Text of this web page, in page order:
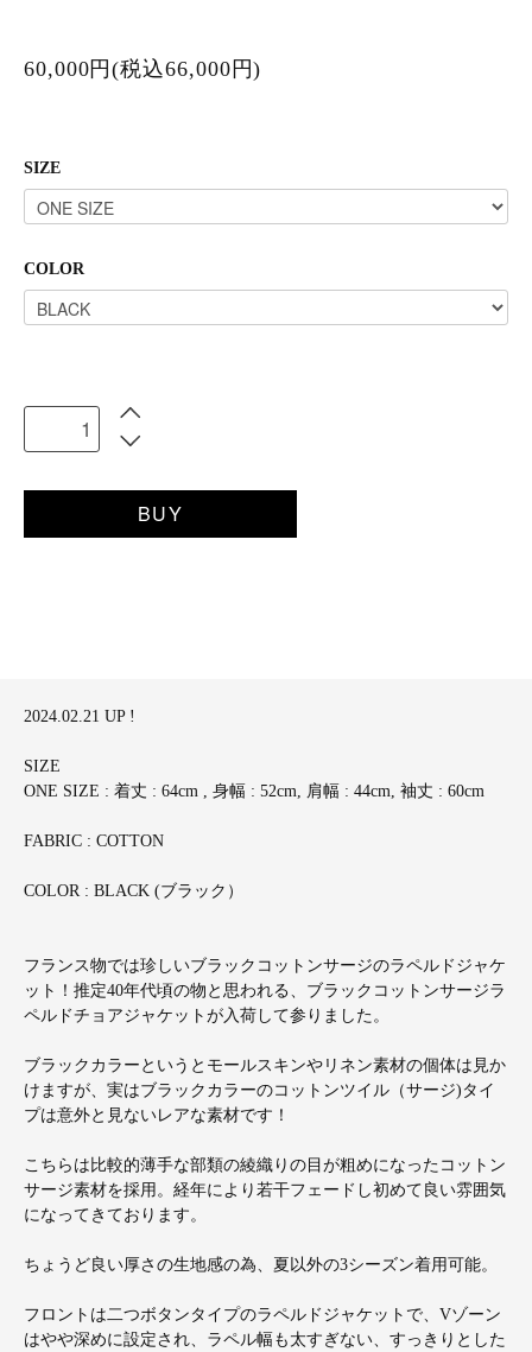
60,000円(税込66,000円)
SIZE
COLOR
BUY
2024.02.21 UP !
SIZE
ONE SIZE : 着丈 : 64cm , 身幅 : 52cm, 肩幅 : 44cm, 袖丈 : 60cm
FABRIC : COTTON
COLOR : BLACK (ブラック）
フランス物では珍しいブラックコットンサージのラペルドジャケ
ット！推定40年代頃の物と思われる、ブラックコットンサージラ
ペルドチョアジャケットが入荷して参りました。
ブラックカラーというとモールスキンやリネン素材の個体は見か
けますが、実はブラックカラーのコットンツイル（サージ)タイ
プは意外と見ないレアな素材です！
こちらは比較的薄手な部類の綾織りの目が粗めになったコットン
サージ素材を採用。経年により若干フェードし初めて良い雰囲気
になってきております。
ちょうど良い厚さの生地感の為、夏以外の3シーズン着用可能。
フロントは二つボタンタイプのラペルドジャケットで、Vゾーン
はやや深めに設定され、ラペル幅も太すぎない、すっきりとした